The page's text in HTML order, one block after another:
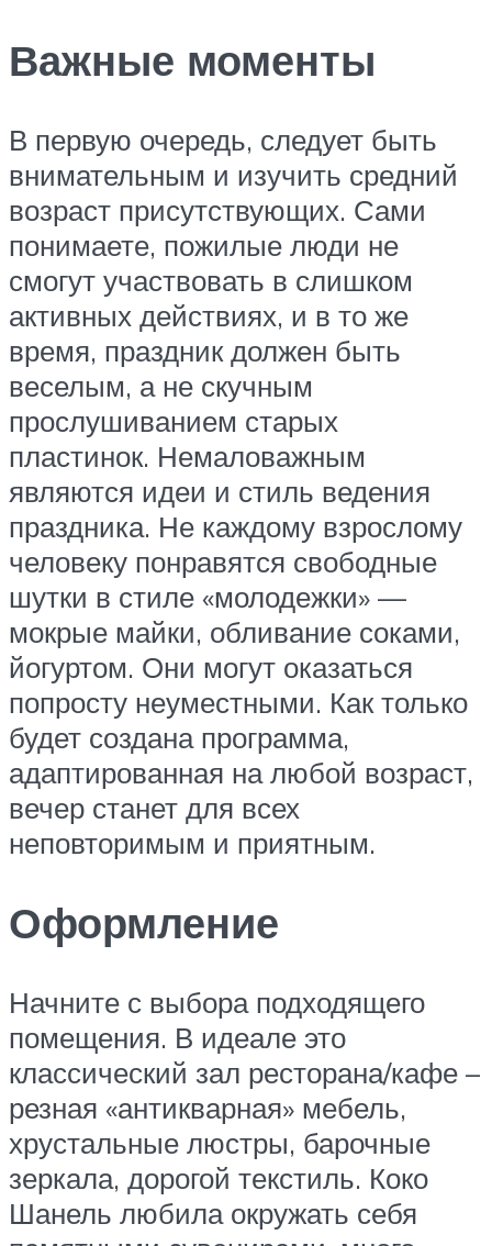
Важные моменты
В первую очередь, следует быть
внимательным и изучить средний
возраст присутствующих. Сами
понимаете, пожилые люди не
смогут участвовать в слишком
активных действиях, и в то же
время, праздник должен быть
веселым, а не скучным
прослушиванием старых
пластинок. Немаловажным
являются идеи и стиль ведения
праздника. Не каждому взрослому
человеку понравятся свободные
шутки в стиле «молодежки» —
мокрые майки, обливание соками,
йогуртом. Они могут оказаться
попросту неуместными. Как только
будет создана программа,
адаптированная на любой возраст,
вечер станет для всех
неповторимым и приятным.
Оформление
Начните с выбора подходящего
помещения. В идеале это
классический зал ресторана/кафе –
резная «антикварная» мебель,
хрустальные люстры, барочные
зеркала, дорогой текстиль. Коко
Шанель любила окружать себя